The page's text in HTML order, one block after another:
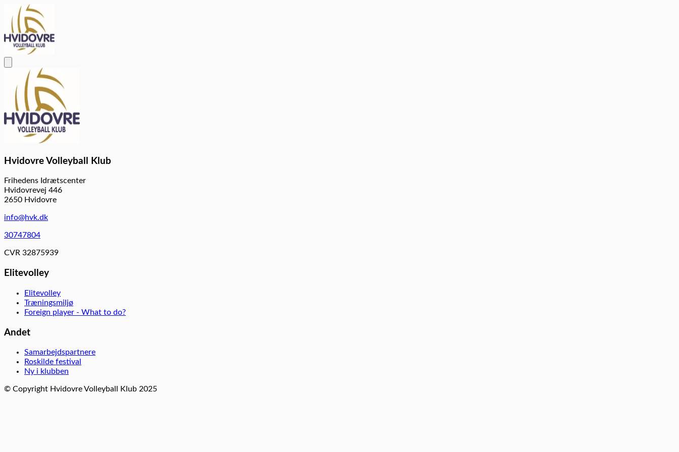
Hvidovre Volleyball Klub
Frihedens Idrætscenter
Hvidovrevej 446
2650 Hvidovre
info@hvk.dk
30747804
CVR 32875939
Elitevolley
Elitevolley
Træningsmiljø
Foreign player - What to do?
Andet
Samarbejdspartnere
Roskilde festival
Ny i klubben
© Copyright Hvidovre Volleyball Klub 2025